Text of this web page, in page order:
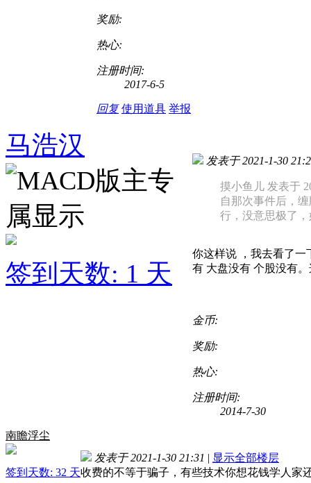
奖励:
热心:
注册时间:
2017-6-5
回复 使用道具 举报
马浩汉
签到天数: 1 天
发表于 2021-1-30
摸小鱼儿 发表于
自那次事件后，
行，没意思极了
你这样说 ，我去看了一
有 大盘没有 个股没有
金币:
奖励:
热心:
注册时间:
2014-7-30
南瞻浮尘
签到天数: 32 天
发表于 2021-1-30 21:31 | 显示全部楼层
收费的不等于骗子，有些技术你想花钱学人家